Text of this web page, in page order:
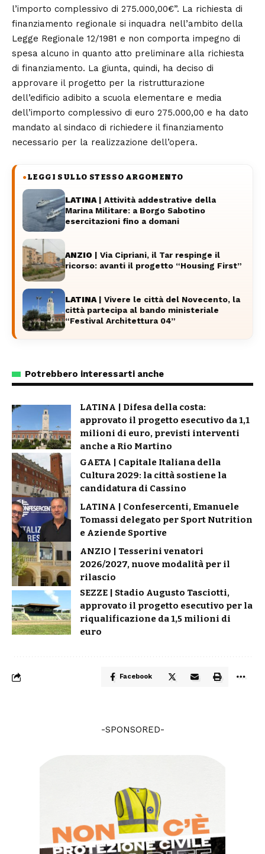
l’importo complessivo di 275.000,00€”. La richiesta di
finanziamento regionale si inquadra nell’ambito della
Legge Regionale 12/1981 e non comporta impegno di
spesa alcuno in quanto atto preliminare alla richiesta
di finanziamento. La giunta, quindi, ha deciso di
approvare il progetto per la ristrutturazione
dell’edificio adibito a scuola elementare e media
dell’importo complessivo di euro 275.000,00 e ha dato
mandato al sindaco di richiedere il finanziamento
necessario per la realizzazione dell’opera.
●LEGGI SULLO STESSO ARGOMENTO
LATINA | Attività addestrative della
Marina Militare: a Borgo Sabotino
esercitazioni fino a domani
ANZIO | Via Cipriani, il Tar respinge il
ricorso: avanti il progetto “Housing First”
LATINA | Vivere le città del Novecento, la
città partecipa al bando ministeriale
“Festival Architettura 04”
Potrebbero interessarti anche
LATINA | Difesa della costa:
approvato il progetto esecutivo da 1,1
milioni di euro, previsti interventi
anche a Rio Martino
GAETA | Capitale Italiana della
Cultura 2029: la città sostiene la
candidatura di Cassino
LATINA | Confesercenti, Emanuele
Tomassi delegato per Sport Nutrition
e Aziende Sportive
ANZIO | Tesserini venatori
2026/2027, nuove modalità per il
rilascio
SEZZE | Stadio Augusto Tasciotti,
approvato il progetto esecutivo per la
riqualificazione da 1,5 milioni di
euro
Facebook
-SPONSORED-